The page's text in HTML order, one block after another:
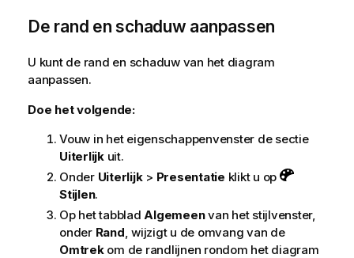
De rand en schaduw aanpassen
U kunt de rand en schaduw van het diagram
aanpassen.
Doe het volgende:
Vouw in het eigenschappenvenster de sectie
Uiterlijkuit.
Onder Uiterlijk> Presentatie klikt u op
Stijlen.
Op het tabblad Algemeenvan het stijlvenster,
onder Rand , wijzigt u de omvang van de
Omtrekom de randlijnen rondom het diagram